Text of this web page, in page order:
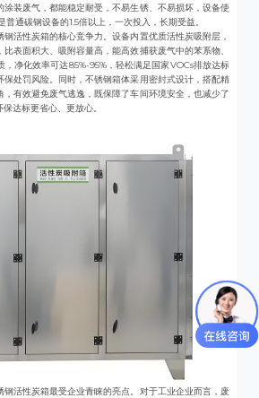
装废气，都能稳定耐受，不易生锈、不易损坏，设备使
普通碳钢设备的1.5倍以上，一次投入，长期受益。
活性炭箱的核心竞争力。设备内置优质活性炭吸附层，
表面积大、吸附容量高，能高效捕获废气中的苯系物、
净化效率可达85%-95%，轻松满足国家VOCs排放达标
处罚风险。同时，不锈钢箱体采用密封式设计，搭配精
有效避免废气逃逸，既保障了车间环境安全，也减少了
达标更省心、更放心。
活性炭箱最受企业青睐的亮点。对于工业企业而言，废